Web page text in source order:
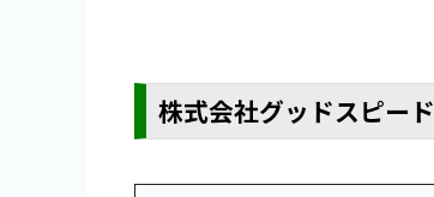
株式会社グッドスピード